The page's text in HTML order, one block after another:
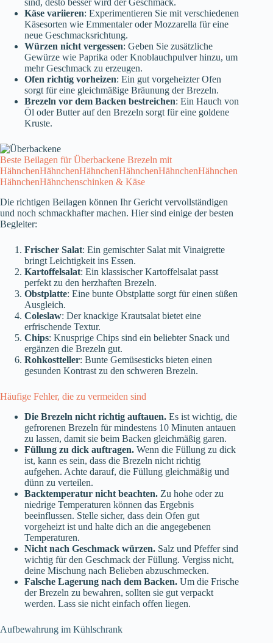
sind, desto besser wird der Geschmack.
Käse variieren: Experimentieren Sie mit verschiedenen
Käsesorten wie Emmentaler oder Mozzarella für eine
neue Geschmacksrichtung.
Würzen nicht vergessen: Geben Sie zusätzliche
Gewürze wie Paprika oder Knoblauchpulver hinzu, um
mehr Geschmack zu erzeugen.
Ofen richtig vorheizen: Ein gut vorgeheizter Ofen
sorgt für eine gleichmäßige Bräunung der Brezeln.
Brezeln vor dem Backen bestreichen: Ein Hauch von
Öl oder Butter auf den Brezeln sorgt für eine goldene
Kruste.
Beste Beilagen für Überbackene Brezeln mit
HähnchenHähnchenHähnchenHähnchenHähnchenHähnchen
HähnchenHähnchenschinken & Käse
Die richtigen Beilagen können Ihr Gericht vervollständigen
und noch schmackhafter machen. Hier sind einige der besten
Begleiter:
Frischer Salat: Ein gemischter Salat mit Vinaigrette
bringt Leichtigkeit ins Essen.
Kartoffelsalat: Ein klassischer Kartoffelsalat passt
perfekt zu den herzhaften Brezeln.
Obstplatte: Eine bunte Obstplatte sorgt für einen süßen
Ausgleich.
Coleslaw: Der knackige Krautsalat bietet eine
erfrischende Textur.
Chips: Knusprige Chips sind ein beliebter Snack und
ergänzen die Brezeln gut.
Rohkostteller: Bunte Gemüsesticks bieten einen
gesunden Kontrast zu den schweren Brezeln.
Häufige Fehler, die zu vermeiden sind
Die Brezeln nicht richtig auftauen. Es ist wichtig, die
gefrorenen Brezeln für mindestens 10 Minuten antauen
zu lassen, damit sie beim Backen gleichmäßig garen.
Füllung zu dick auftragen. Wenn die Füllung zu dick
ist, kann es sein, dass die Brezeln nicht richtig
aufgehen. Achte darauf, die Füllung gleichmäßig und
dünn zu verteilen.
Backtemperatur nicht beachten. Zu hohe oder zu
niedrige Temperaturen können das Ergebnis
beeinflussen. Stelle sicher, dass dein Ofen gut
vorgeheizt ist und halte dich an die angegebenen
Temperaturen.
Nicht nach Geschmack würzen. Salz und Pfeffer sind
wichtig für den Geschmack der Füllung. Vergiss nicht,
deine Mischung nach Belieben abzuschmecken.
Falsche Lagerung nach dem Backen. Um die Frische
der Brezeln zu bewahren, sollten sie gut verpackt
werden. Lass sie nicht einfach offen liegen.
Aufbewahrung im Kühlschrank